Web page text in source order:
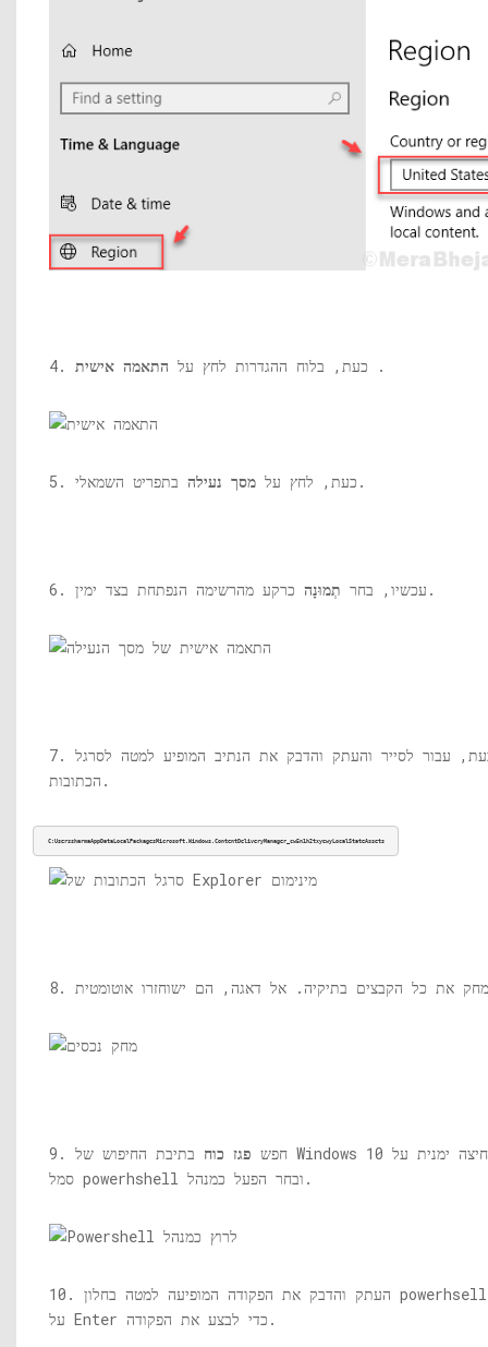
4. כעת, בלוח ההגדרות לחץ על התאמה אישית .
5. כעת, לחץ על מסך נעילה בתפריט השמאלי.
6. עכשיו, בחר תְמוּנָה כרקע מהרשימה הנפתחת בצד ימין.
7. כעת, עבור לסייר והעתק והדבק את הנתיב המופיע למטה לסרגל
הכתובות.
C:UserssharmaAppDataLocalPackagesMicrosoft.Windows.ContentDeliveryManager_cw5n1h2txyewyLocalStateAssets
9. חפש פגז כוח בתיבת החיפוש של Windows 10 ולחץ לחיצה ימנית על
סמל powerhshell ובחר הפעל כמנהל.
10. העתק והדבק את הפקודה המופיעה למטה בחלון powerhsell ולחץ
על Enter כדי לבצע את הפקודה.